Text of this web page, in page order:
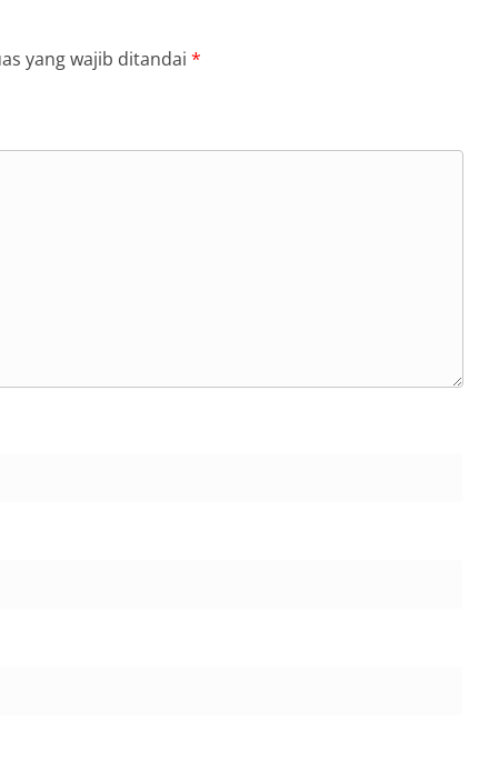
yang wajib ditandai *